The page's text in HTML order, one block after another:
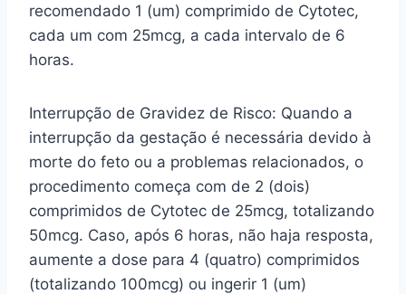
recomendado 1 (um) comprimido de Cytotec,
cada um com 25mcg, a cada intervalo de 6
horas.
Interrupção de Gravidez de Risco: Quando a
interrupção da gestação é necessária devido à
morte do feto ou a problemas relacionados, o
procedimento começa com de 2 (dois)
comprimidos de Cytotec de 25mcg, totalizando
50mcg. Caso, após 6 horas, não haja resposta,
aumente a dose para 4 (quatro) comprimidos
(totalizando 100mcg) ou ingerir 1 (um)